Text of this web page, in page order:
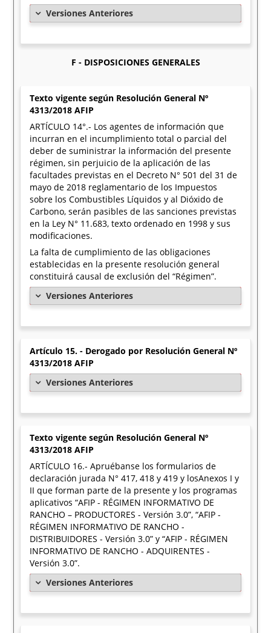
Versiones Anteriores
F - DISPOSICIONES GENERALES
Texto vigente según Resolución General Nº
4313/2018 AFIP
ARTÍCULO 14°.- Los agentes de información que
incurran en el incumplimiento total o parcial del
deber de suministrar la información del presente
régimen, sin perjuicio de la aplicación de las
facultades previstas en el Decreto N° 501 del 31 de
mayo de 2018 reglamentario de los Impuestos
sobre los Combustibles Líquidos y al Dióxido de
Carbono, serán pasibles de las sanciones previstas
en la Ley N° 11.683, texto ordenado en 1998 y sus
modificaciones.
La falta de cumplimiento de las obligaciones
establecidas en la presente resolución general
constituirá causal de exclusión del “Régimen”.
Versiones Anteriores
Artículo 15. - Derogado por Resolución General Nº
4313/2018 AFIP
Versiones Anteriores
Texto vigente según Resolución General Nº
4313/2018 AFIP
ARTÍCULO 16.- Apruébanse los formularios de
declaración jurada N° 417, 418 y 419 y losAnexos I y
II que forman parte de la presente y los programas
aplicativos “AFIP - RÉGIMEN INFORMATIVO DE
RANCHO – PRODUCTORES - Versión 3.0”, “AFIP -
RÉGIMEN INFORMATIVO DE RANCHO -
DISTRIBUIDORES - Versión 3.0” y “AFIP - RÉGIMEN
INFORMATIVO DE RANCHO - ADQUIRENTES -
Versión 3.0”.
Versiones Anteriores